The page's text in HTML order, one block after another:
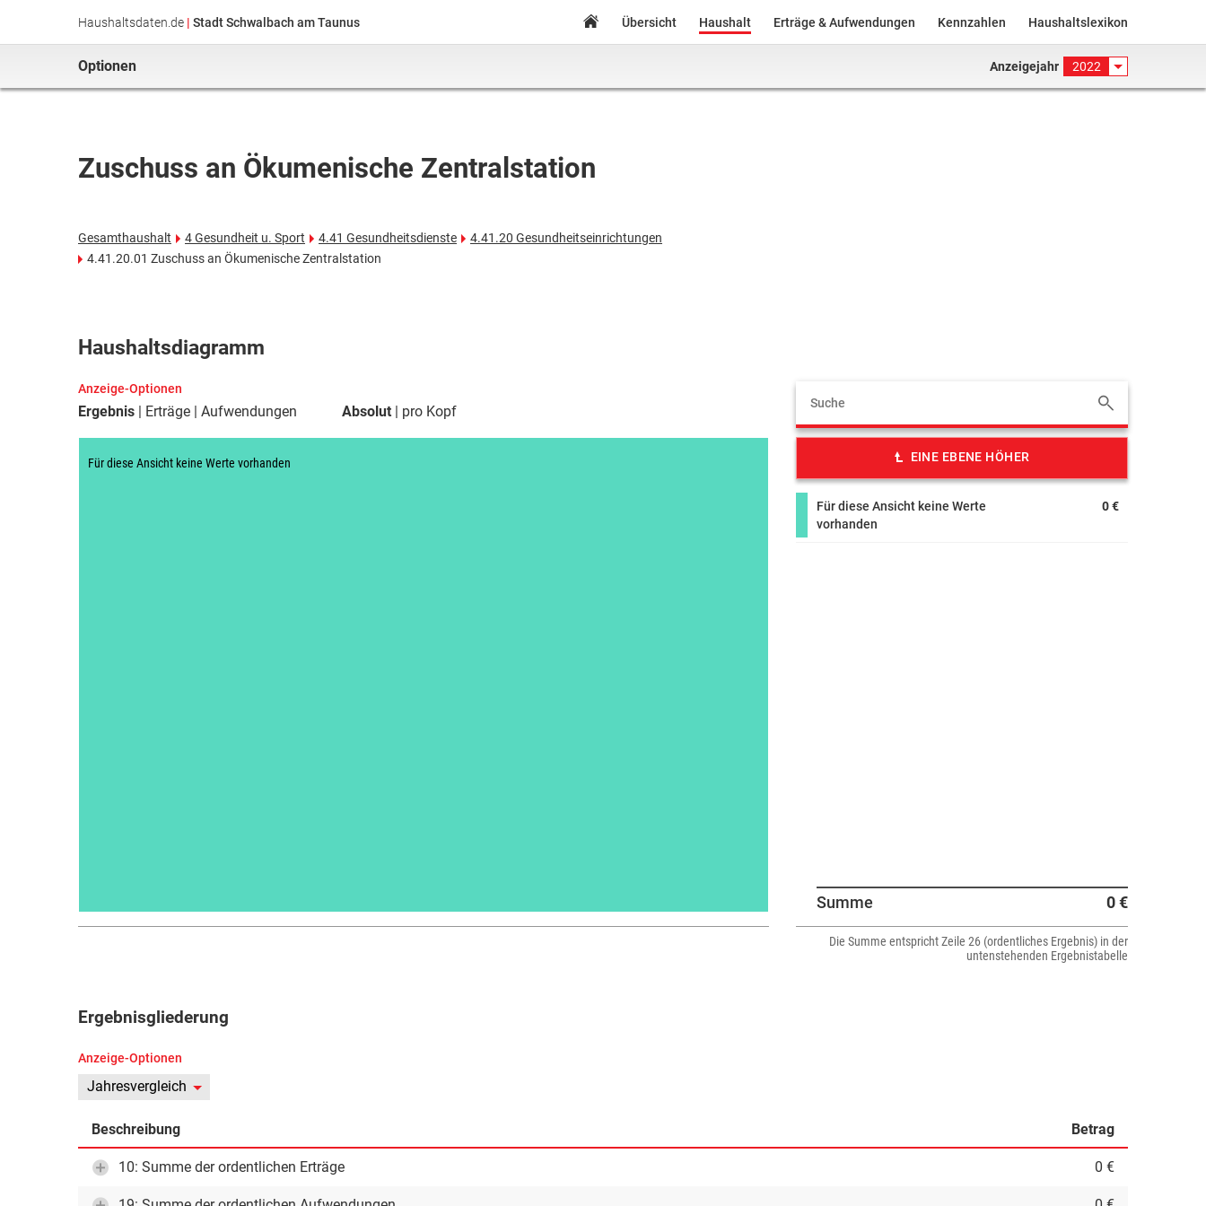
Haushaltsdaten.de | Stadt Schwalbach am Taunus Übersicht Haushalt Erträge & Aufwendungen Kennzahlen Haushaltslexikon
Optionen Anzeigejahr 2022
Zuschuss an Ökumenische Zentralstation
Gesamthaushalt 4 Gesundheit u. Sport 4.41 Gesundheitsdienste
4.41.20 Gesundheitseinrichtungen
4.41.20.01 Zuschuss an Ökumenische Zentralstation
Haushaltsdiagramm
Anzeige-Optionen
Ergebnis Erträge Aufwendungen Absolut pro Kopf
Für diese Ansicht keine Werte vorhanden EINE EBENE HÖHER
Für diese Ansicht keine Werte
vorhanden
0 €
Summe 0 €
Die Summe entspricht Zeile 26 (ordentliches Ergebnis) in der
untenstehenden Ergebnistabelle
Ergebnisgliederung
Anzeige-Optionen
Jahresvergleich
Beschreibung Betrag
10: Summe der ordentlichen Erträge 0 €